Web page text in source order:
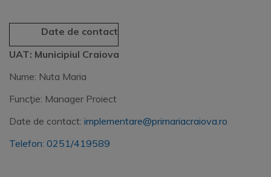
Date de contact
UAT: Municipiul Craiova
Nume: Nuta Maria
Funcţie: Manager Proiect
Date de contact: implementare@primariacraiova.ro
Telefon: 0251/419589